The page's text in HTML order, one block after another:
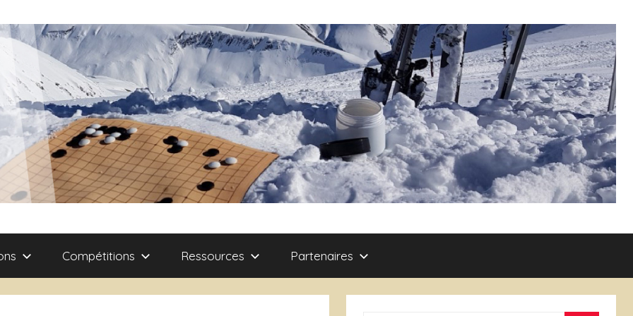
Compétitions Ressources Partenaires